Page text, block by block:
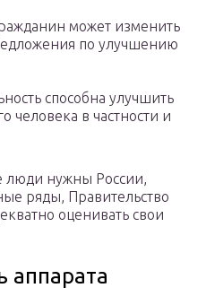
может изменить
по улучшению
способна улучшить
человека в частности и
люди нужны России,
ряды, Правительство
оценивать свои
аппарата